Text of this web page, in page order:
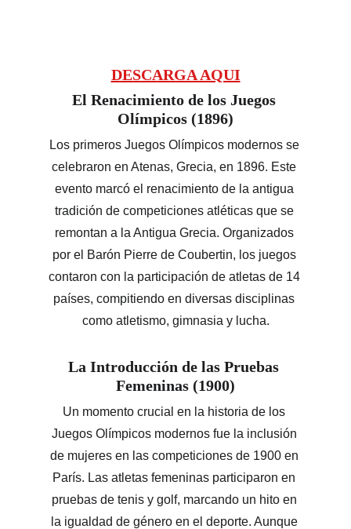
DESCARGA AQUI
El Renacimiento de los Juegos
Olímpicos (1896)
Los primeros Juegos Olímpicos modernos se
celebraron en Atenas, Grecia, en 1896. Este
evento marcó el renacimiento de la antigua
tradición de competiciones atléticas que se
remontan a la Antigua Grecia. Organizados
por el Barón Pierre de Coubertin, los juegos
contaron con la participación de atletas de 14
países, compitiendo en diversas disciplinas
como atletismo, gimnasia y lucha.
La Introducción de las Pruebas
Femeninas (1900)
Un momento crucial en la historia de los
Juegos Olímpicos modernos fue la inclusión
de mujeres en las competiciones de 1900 en
París. Las atletas femeninas participaron en
pruebas de tenis y golf, marcando un hito en
la igualdad de género en el deporte. Aunque